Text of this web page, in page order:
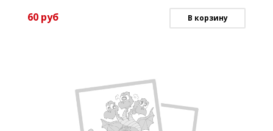
60 руб В корзину